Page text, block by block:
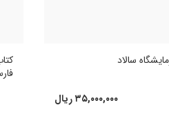
سالاد
۳۵,۰۰۰,۰۰۰ ریال